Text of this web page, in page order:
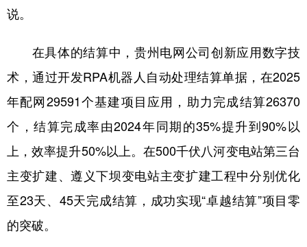
说。
在具体的结算中，贵州电网公司创新应用数字技
术，通过开发RPA机器人自动处理结算单据，在2025
年配网29591个基建项目应用，助力完成结算26370
个，结算完成率由2024年同期的35%提升到90%以
上，效率提升50%以上。在500千伏八河变电站第三台
主变扩建、遵义下坝变电站主变扩建工程中分别优化
至23天、45天完成结算，成功实现“卓越结算”项目零
的突破。